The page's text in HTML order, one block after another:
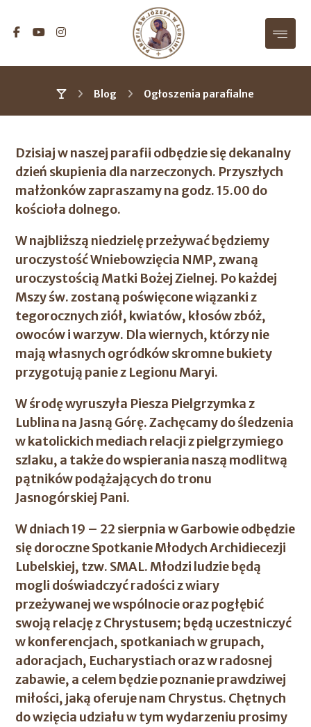
Blog Ogłoszenia parafialne
Dzisiaj w naszej parafii odbędzie się dekanalny
dzień skupienia dla narzeczonych. Przyszłych
małżonków zapraszamy na godz. 15.00 do
kościoła dolnego.
W najbliższą niedzielę przeżywać będziemy
uroczystość Wniebowzięcia NMP, zwaną
uroczystością Matki Bożej Zielnej. Po każdej
Mszy św. zostaną poświęcone wiązanki z
tegorocznych ziół, kwiatów, kłosów zbóż,
owoców i warzyw. Dla wiernych, którzy nie
mają własnych ogródków skromne bukiety
przygotują panie z Legionu Maryi.
W środę wyruszyła Piesza Pielgrzymka z
Lublina na Jasną Górę. Zachęcamy do śledzenia
w katolickich mediach relacji z pielgrzymiego
szlaku, a także do wspierania naszą modlitwą
pątników podążających do tronu
Jasnogórskiej Pani.
W dniach 19 – 22 sierpnia w Garbowie odbędzie
się doroczne Spotkanie Młodych Archidiecezji
Lubelskiej, tzw. SMAL. Młodzi ludzie będą
mogli doświadczyć radości z wiary
przeżywanej we wspólnocie oraz pogłębić
swoją relację z Chrystusem; będą uczestniczyć
w konferencjach, spotkaniach w grupach,
adoracjach, Eucharystiach oraz w radosnej
zabawie, a celem będzie poznanie prawdziwej
miłości, jaką oferuje nam Chrystus. Chętnych
do wzięcia udziału w tym wydarzeniu prosimy